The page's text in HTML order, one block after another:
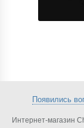
Появились
Интернет-магазин